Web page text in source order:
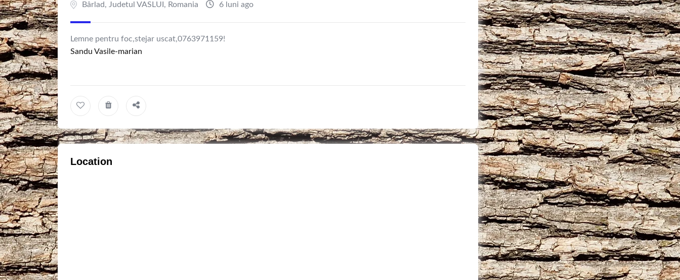
Bârlad, Judetul VASLUI , Romania 6 luni ago
Lemne pentru foc,stejar uscat,0763971159!
Sandu Vasile-marian
Location